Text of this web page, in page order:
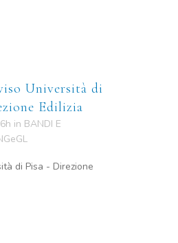
Università di
Edilizia
in BANDI E
di Pisa - Direzione